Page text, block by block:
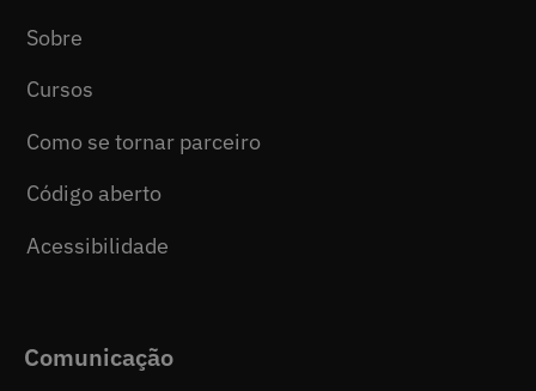
Sobre
Cursos
Como se tornar parceiro
Código aberto
Acessibilidade
Comunicação